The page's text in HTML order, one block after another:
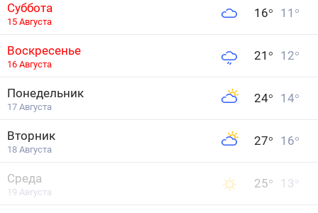
Суббота
15 Августа
16° 11 °
Воскресенье
16 Августа
21 ° 12°
Понедельник
17 Августа
24° 14°
Вторник
18 Августа
27° 16°
Среда
19 Августа
25° 13°